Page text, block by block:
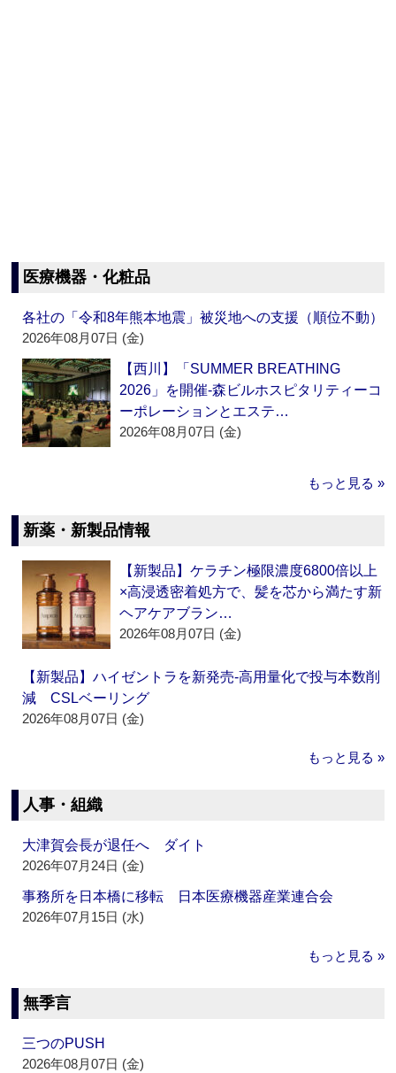
医療機器・化粧品
各社の「令和8年熊本地震」被災地への支援（順位不動）
2026年08月07日 (金)
【西川】「SUMMER BREATHING
2026」を開催‐森ビルホスピタリティーコ
ーポレーションとエステ…
2026年08月07日 (金)
もっと見る »
新薬・新製品情報
【新製品】ケラチン極限濃度6800倍以上
×高浸透密着処方で、髪を芯から満たす新
ヘアケアブラン…
2026年08月07日 (金)
【新製品】ハイゼントラを新発売‐高用量化で投与本数削
減 CSLベーリング
2026年08月07日 (金)
もっと見る »
人事・組織
大津賀会長が退任へ ダイト
2026年07月24日 (金)
事務所を日本橋に移転 日本医療機器産業連合会
2026年07月15日 (水)
もっと見る »
無季言
三つのPUSH
2026年08月07日 (金)